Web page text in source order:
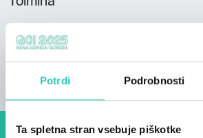
Potrdi Podrobnosti
Ta spletna stran vsebuje piškotke